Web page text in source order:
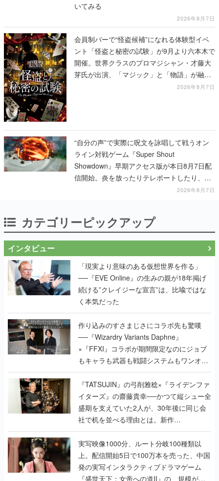
いてみる
2026年8月7日
会員制バーで“怪盗候補”になれる体験型イベ
ント「怪盗と秘密の試験」が9月より六本木で
開催。世界クラスのプロマジシャン・才藤大
芽氏が出演、「マジック」と「物語」が融合
2026年8月7日
“自分の声”で実際に呪文を詠唱して戦うオン
ライン対戦ゲーム『Super Shout
Showdown』早期アクセス版が本日8月7日配
信開始。炎を放ったりテレポートしたり、登
2026年8月7日
カテゴリーピックアップ
インタビュー
「現実より意味のある仮想世界を作る」
──『EVE Online』の生みの親が18年掲げ
続ける”クレイジーな宣言”は、比喩ではな
く本気だった
作り込みのすさまじさにコラボ先も驚嘆
──『Wizardry Variants Daphne』
×『FFXI』コラボが期間限定なのにジョブ
もキャラも武器も戦闘システムもワンオフ
で作り込まれた理由を両ディレクターに聞
く
『TATSUJIN』の弓削雅稔×『ライデンファ
イターズ』の齋藤貴幸──かつて縦シュー全
盛期を支えていた2人が、30年後に同じ会
社で机を並べる理由とは。新作
『TATSUJIN EXTREME』で初タッグを組
んだレジェンド2人に訊く開発秘話
実写映像1000分、ルート分岐100種類以
上。配信開始5日で100万本を売った、中国
発の実写インタラクティブドラマゲーム
『盛世天下：女帝への道II』の、規模が違